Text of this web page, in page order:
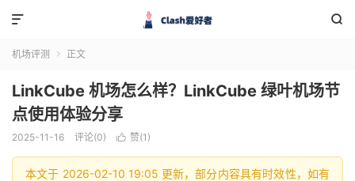


机场评测  正文
LinkCube 机场怎么样？LinkCube 绿叶机场节
点使用体验分享
2025-11-16 评论(0)  赞(1 )
本文于 2026-02-10 19:05 更新，部分内容具有时效性，如有